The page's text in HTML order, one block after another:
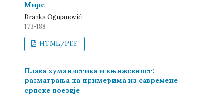
Мире
Branka Ognjanović
173-188
HTML/PDF
Плава хуманистика и књижевност:
разматрања на примерима из савремене
српске поезије